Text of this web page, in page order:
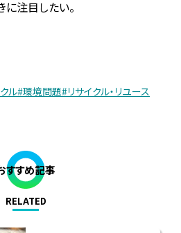
注目したい。
ル#環境問題#リサイクル・リユース
すすめ記事
RELATED